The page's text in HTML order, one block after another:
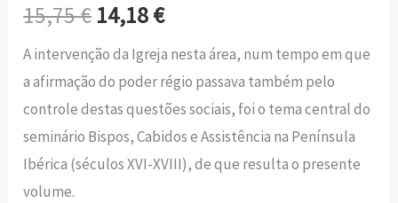
15,75€ 14,18€
A intervenção da Igreja nesta área, num tempo em que
a afirmação do poder régio passava também pelo
controle destas questões sociais, foi o tema central do
seminário Bispos, Cabidos e Assistência na Península
Ibérica (séculos XVI-XVIII), de que resulta o presente
volume.